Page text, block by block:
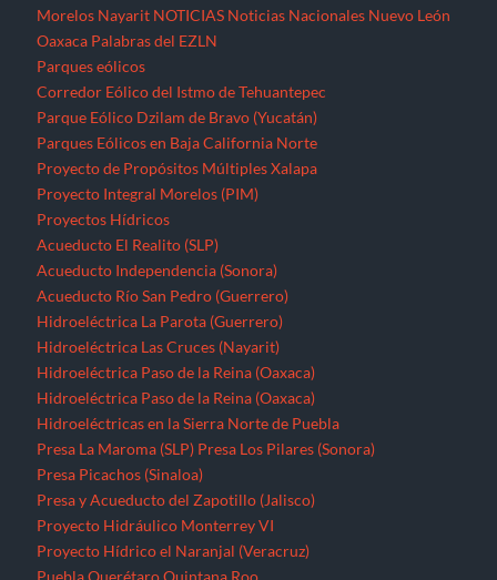
Morelos Nayarit NOTICIAS Noticias Nacionales Nuevo León
Oaxaca Palabras del EZLN
Parques eólicos
Corredor Eólico del Istmo de Tehuantepec
Parque Eólico Dzilam de Bravo (Yucatán)
Parques Eólicos en Baja California Norte
Proyecto de Propósitos Múltiples Xalapa
Proyecto Integral Morelos (PIM)
Proyectos Hídricos
Acueducto El Realito (SLP)
Acueducto Independencia (Sonora)
Acueducto Río San Pedro (Guerrero)
Hidroeléctrica La Parota (Guerrero)
Hidroeléctrica Las Cruces (Nayarit)
Hidroeléctrica Paso de la Reina (Oaxaca)
Hidroeléctrica Paso de la Reina (Oaxaca)
Hidroeléctricas en la Sierra Norte de Puebla
Presa La Maroma (SLP) Presa Los Pilares (Sonora)
Presa Picachos (Sinaloa)
Presa y Acueducto del Zapotillo (Jalisco)
Proyecto Hidráulico Monterrey VI
Proyecto Hídrico el Naranjal (Veracruz)
Puebla Querétaro Quintana Roo